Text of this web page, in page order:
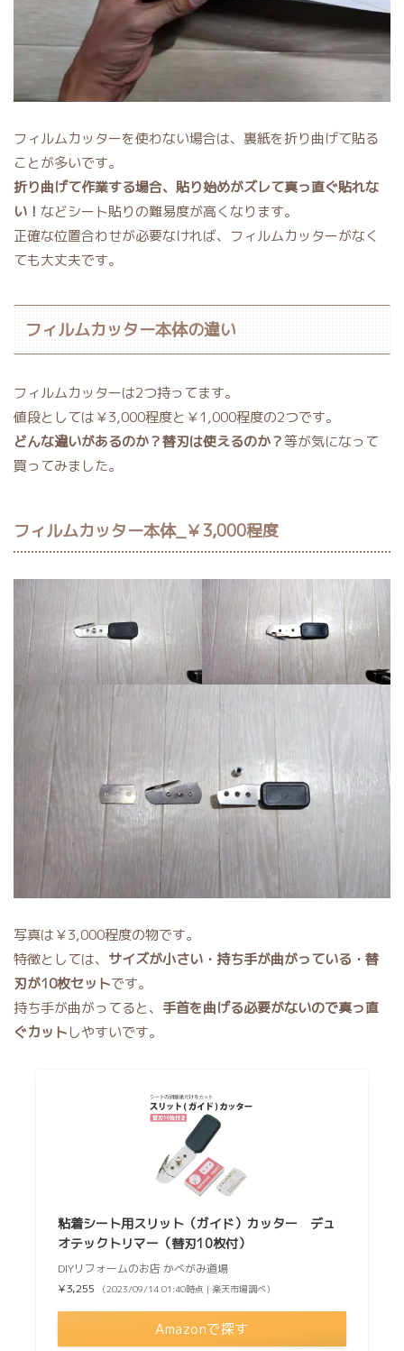
フィルムカッターを使わない場合は、裏紙を折り曲げて貼る
ことが多いです。
折り曲げて作業する場合、貼り始めがズレて真っ直ぐ貼れな
い！ などシート貼りの難易度が高くなります。
正確な位置合わせが必要なければ、フィルムカッターがなく
ても大丈夫です。
フィルムカッター本体の違い
フィルムカッターは2つ持ってます。
値段としては￥3,000程度と￥1,000程度の2つです。
どんな違いがあるのか？替刃は使えるのか？等が気になって
買ってみました。
フィルムカッター本体_￥3,000程度
写真は￥3,000程度の物です。
特徴としては、 サイズが小さい・持ち手が曲がっている・替
刃が10枚セットです。
持ち手が曲がってると、 手首を曲げる必要がないので真っ直
ぐカットしやすいです。
粘着シート用スリット（ガイド）カッター デュ
オテックトリマー（替刃10枚付）
DIYリフォームのお店 かべがみ道場
¥3,255
（2023/09/14 01:40時点 | 楽天市場調べ）
Amazonで探す